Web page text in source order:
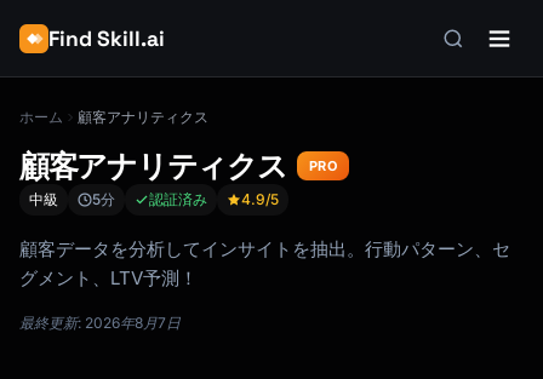
Find Skill.ai
ホーム 顧客アナリティクス
顧客アナリティクス PRO
中級 5分 認証済み 4.9/5
顧客データを分析してインサイトを抽出。行動パターン、セ
グメント、LTV予測！
最終更新: 2026年8月7日